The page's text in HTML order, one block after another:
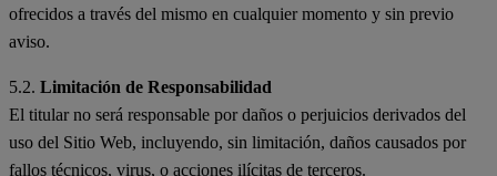
ofrecidos a través del mismo en cualquier momento y sin previo
aviso.
5.2. Limitación de Responsabilidad
El titular no será responsable por daños o perjuicios derivados del
uso del Sitio Web, incluyendo, sin limitación, daños causados por
fallos técnicos, virus, o acciones ilícitas de terceros.